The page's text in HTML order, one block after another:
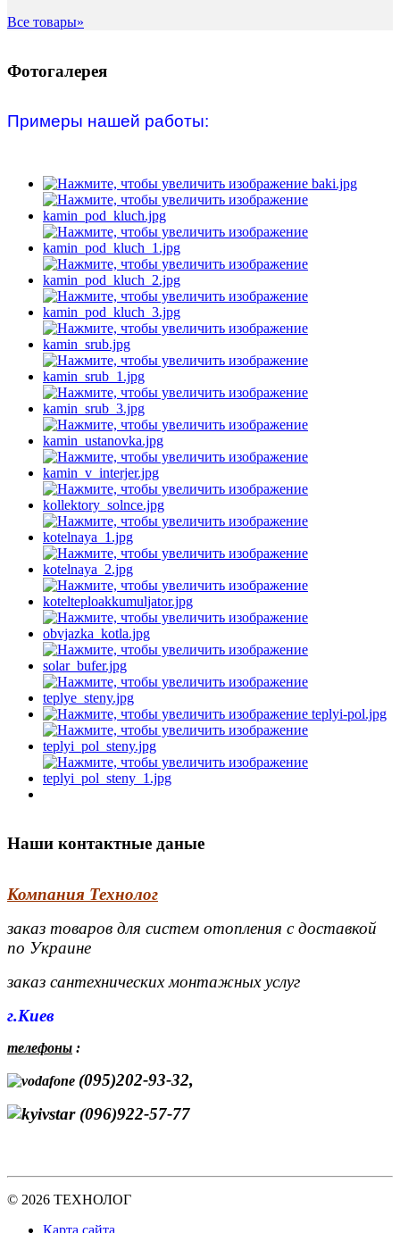
Все товары»
Фотогалерея
Примеры нашей работы:
Наши контактные даные
Компания Технолог
заказ товаров для систем отопления с доставкой
по Украине
заказ сантехнических монтажных услуг
г.Киев
телефоны :
(095)202-93-32,
(096)922-57-77
© 2026 ТЕХНОЛОГ
Карта сайта